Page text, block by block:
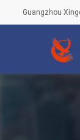
Guangzhou